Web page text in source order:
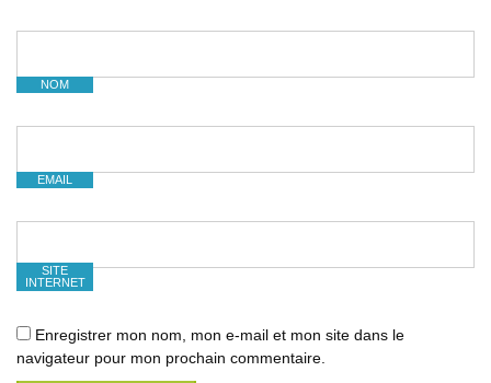
NOM
EMAIL
SITE
INTERNET
Enregistrer mon nom, mon e-mail et mon site dans le
navigateur pour mon prochain commentaire.